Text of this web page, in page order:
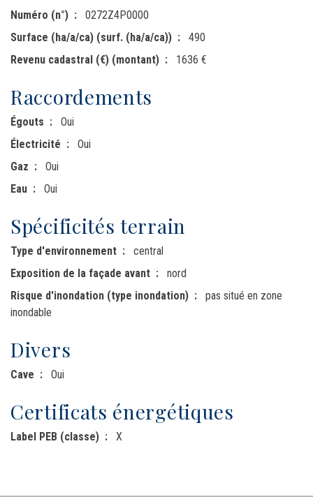
Numéro (n°)
0272Z4P0000
Surface (ha/a/ca) (surf. (ha/a/ca))
490
Revenu cadastral (€) (montant)
1636 €
Raccordements
Égouts
Oui
Électricité
Oui
Gaz
Oui
Eau
Oui
Spécificités terrain
Type d'environnement
central
Exposition de la façade avant
nord
Risque d'inondation (type inondation)
pas situé en zone
inondable
Divers
Cave Oui
Certificats énergétiques
Label PEB (classe) X